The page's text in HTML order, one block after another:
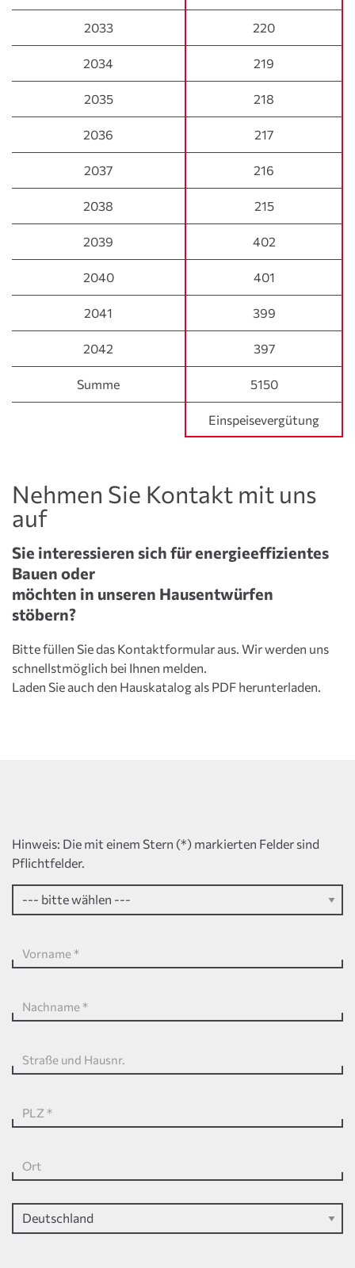
2033 220
2034 219
2035 218
2036 217
2037 216
2038 215
2039 402
2040 401
2041 399
2042 397
Summe 5150
Einspeisevergütung
2033
2034
2035
2036
2037
2038
2039
2040
2041
2042
Summe
Nehmen Sie Kontakt mit uns
auf
Sie interessieren sich für energieeffizientes
Bauen oder
möchten in unseren Hausentwürfen
stöbern?
Bitte füllen Sie das Kontaktformular aus. Wir werden uns
schnellstmöglich bei Ihnen melden.
Laden Sie auch den Hauskatalog als PDF herunterladen.
Hinweis: Die mit einem Stern (*) markierten Felder sind
Pflichtfelder.
Vorname *
Nachname *
Straße und Hausnr.
PLZ *
Ort